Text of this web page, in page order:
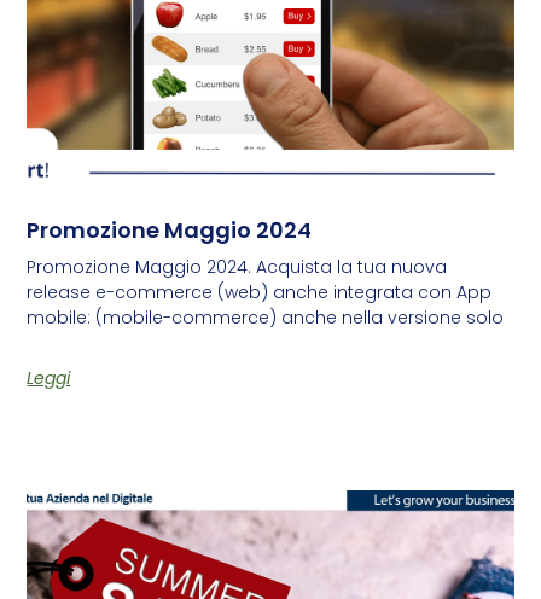
Promozione Maggio 2024
Promozione Maggio 2024. Acquista la tua nuova
release e-commerce (web) anche integrata con App
mobile: (mobile-commerce) anche nella versione solo
Leggi